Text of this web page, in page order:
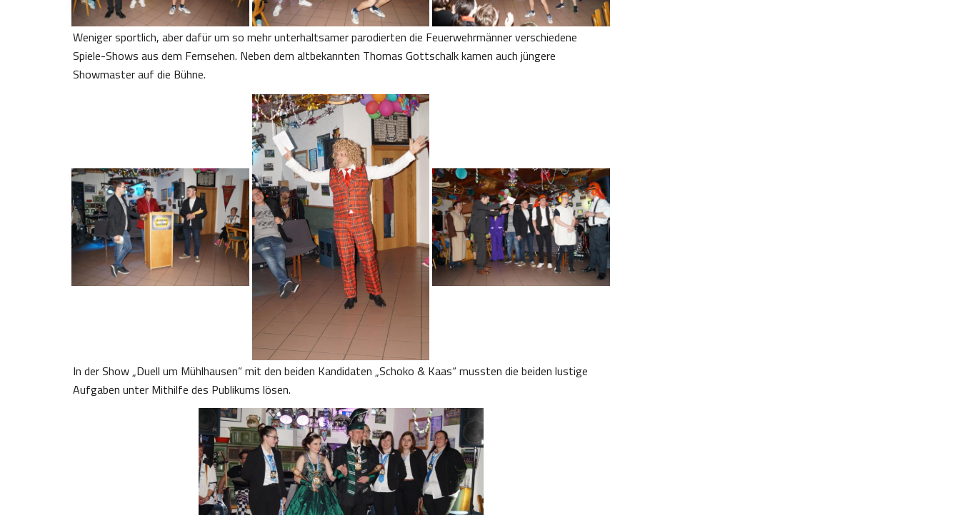
Weniger sportlich, aber dafür um so mehr unterhaltsamer parodierten die Feuerwehrmänner verschiedene
Spiele-Shows aus dem Fernsehen. Neben dem altbekannten Thomas Gottschalk kamen auch jüngere
Showmaster auf die Bühne.
In der Show „Duell um Mühlhausen“ mit den beiden Kandidaten „Schoko & Kaas“ mussten die beiden lustige
Aufgaben unter Mithilfe des Publikums lösen.